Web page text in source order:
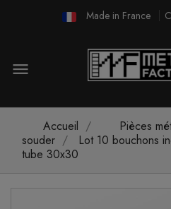
Made in France
menu
Accueil Pièces
souder
Lot 10 bouchons
tube 30x30